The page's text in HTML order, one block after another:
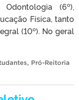
Odontologia (6º),
Física, tanto
(10º). No geral
, Pró-Reitoria